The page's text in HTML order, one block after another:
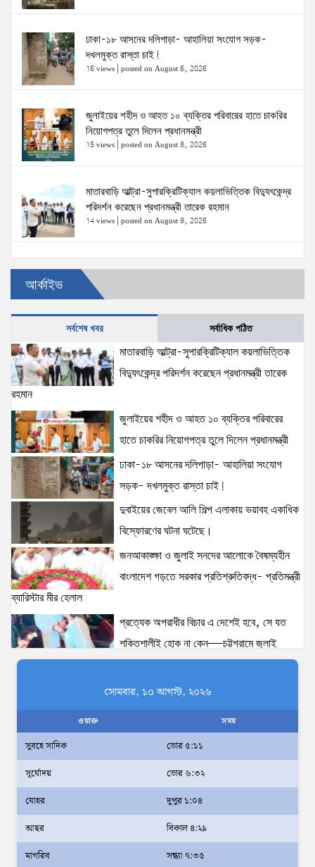
ঢাকা-১৮ আসনের দলিপাড়া- আহালিয়া সংযোগ সড়ক-
দখলমুক্ত রাস্তা চাই!
16 views posted on August 6, 2026
জুলাইয়ের শহীদ ও আহত ১০ ব্যক্তির পরিবারের হাতে চাকরির
নিয়োগপত্র তুলে দিলেন প্রধানমন্ত্রী
15 views posted on August 8, 2026
মাতারবাড়ি আল্ট্রা-সুপারক্রিটিক্যাল কয়লাভিত্তিক বিদ্যুৎকেন্দ্র
পরিদর্শন করেছেন প্রধানমন্ত্রী তারেক রহমান
14 views posted on August 9, 2026
প্রত্যেক অপরাধীর বিচার এ দেশেই হবে, সে যত শক্তিশালীই
হোক না কেন—চট্টগ্রামে জুলাই গণঅভ্যুত্থান দিবসে প্রতিমন্ত্রী
ব্যারিস্টার মীর হেলাল
6 views|posted on August 5, 2026
জনআকাঙ্ক্ষা ও জুলাই সনদের আলোকে বৈষম্যহীন বাংলাদেশ
গড়তে সরকার প্রতিশ্রুতিবদ্ধ- প্রতিমন্ত্রী ব্যারিস্টার মীর হেলাল
6 views| posted on August 5, 2026
আর্কাইভ
সর্বশেষ খবর সর্বাধিক পঠিত
মাতারবাড়ি আল্ট্রা-সুপারক্রিটিক্যাল কয়লাভিত্তিক
বিদ্যুৎকেন্দ্র পরিদর্শন করেছেন প্রধানমন্ত্রী তারেক
রহমান
জুলাইয়ের শহীদ ও আহত ১০ ব্যক্তির পরিবারের
হাতে চাকরির নিয়োগপত্র তুলে দিলেন প্রধানমন্ত্রী
ঢাকা-১৮ আসনের দলিপাড়া- আহালিয়া সংযোগ
সড়ক- দখলমুক্ত রাস্তা চাই!
দুবাইয়ের জেবেল আলি শিল্প এলাকায় ভয়াবহ একাধিক
বিস্ফোরণের ঘটনা ঘটেছে।
জনআকাঙ্ক্ষা ও জুলাই সনদের আলোকে বৈষম্যহীন
বাংলাদেশ গড়তে সরকার প্রতিশ্রুতিবদ্ধ- প্রতিমন্ত্রী
ব্যারিস্টার মীর হেলাল
প্রত্যেক অপরাধীর বিচার এ দেশেই হবে, সে যত
শক্তিশালীই হোক না কেন—চট্টগ্রামে জুলাই
গণঅভ্যুত্থান দিবসে প্রতিমন্ত্রী ব্যারিস্টার মীর হেলাল
ঢাকাকে পরিবেশবান্ধব ও বাসযোগ্য করতে সরকারের
পাশাপাশি নাগরিকদের দায়িত্বশীল ভূমিকা পালন
করতে হবে: স্থানীয় সরকার প্রতিমন্ত্রী মীর শাহে আলম
আমরা মালিক নই, দেশের ১৮ কোটি জনগণের
সেবক: ভূমি প্রতিমন্ত্রী ব্যারিস্টার মীর হেলাল
অহেতুক প্রকল্প নয়, পাহাড়িদের জীবনমান উন্নয়নে
বাস্তবভিত্তিক কার্যকর উদ্যোগ নেয়ার আহ্বান
পার্বত্য প্রতিমন্ত্রীর
সোমবার, ১০ আগস্ট, ২০২৬
ওয়াক্ত সময়
সুবহে সাদিক
ভোর ৫:১১
সূর্যোদয়
ভোর ৬:৩২
যোহর
দুপুর ১:০৪
আছর
বিকাল ৪:২৯
মাগরিব
সন্ধ্যা ৭:৩৫